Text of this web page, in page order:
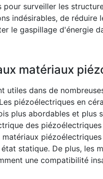
surveiller les
indésirables, de réduire
le gaspillage d'énergie
matériaux
utiles dans de
piézoélectriques en
plus abordables et plus
des
statique. De plus, les
une compatibilité